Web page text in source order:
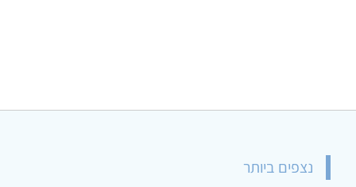
נצפים ביותר